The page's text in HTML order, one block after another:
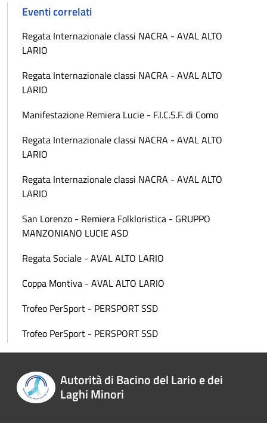
Eventi correlati
Regata Internazionale classi NACRA - AVAL ALTO
LARIO
Regata Internazionale classi NACRA - AVAL ALTO
LARIO
Manifestazione Remiera Lucie - F.I.C.S.F. di Como
Regata Internazionale classi NACRA - AVAL ALTO
LARIO
Regata Internazionale classi NACRA - AVAL ALTO
LARIO
San Lorenzo - Remiera Folkloristica - GRUPPO
MANZONIANO LUCIE ASD
Regata Sociale - AVAL ALTO LARIO
Coppa Montiva - AVAL ALTO LARIO
Trofeo PerSport - PERSPORT SSD
Trofeo PerSport - PERSPORT SSD
Autorità di Bacino del Lario e dei
Laghi Minori